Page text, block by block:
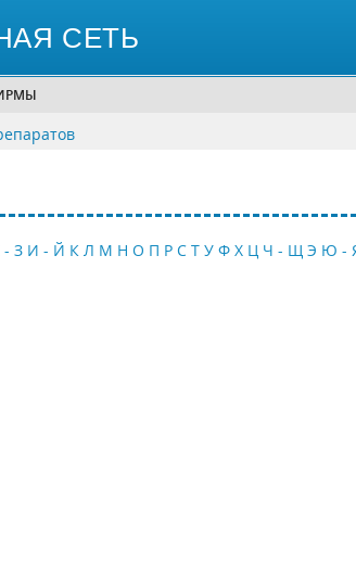
СЕТЬ
З И - Й К Л М Н О П Р С Т У Ф Х Ц Ч - Щ Э Ю -